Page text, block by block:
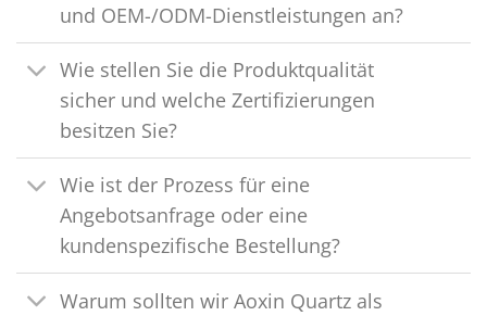
und OEM-/ODM-Dienstleistungen an?
Wie stellen Sie die Produktqualität
sicher und welche Zertifizierungen
besitzen Sie?
Wie ist der Prozess für eine
Angebotsanfrage oder eine
kundenspezifische Bestellung?
Warum sollten wir Aoxin Quartz als